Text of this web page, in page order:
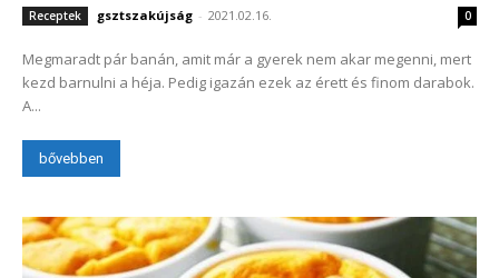
Receptek gsztszakújság - 2021.02.16. 0
Megmaradt pár banán, amit már a gyerek nem akar megenni, mert
kezd barnulni a héja. Pedig igazán ezek az érett és finom darabok.
A...
bővebben